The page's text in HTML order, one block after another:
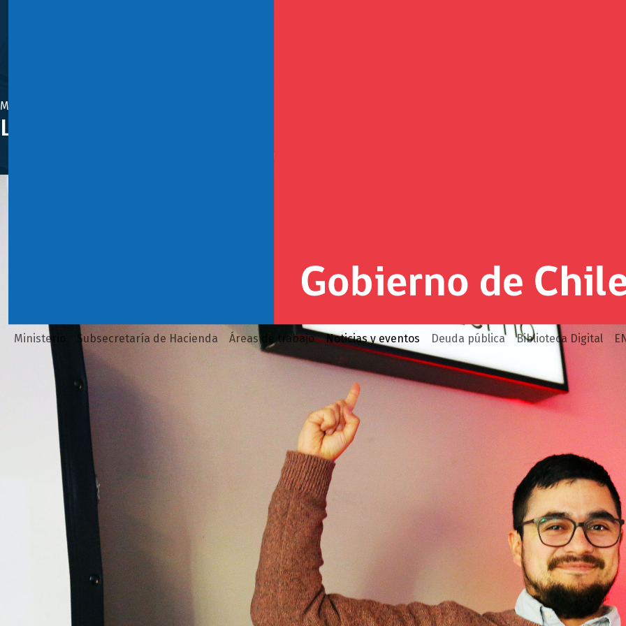
Ministerio Subsecretaría de Hacienda Áreas de trabajo Noticias y eventos Deuda pública Biblioteca Digital
Mayo 28, 2024
Laboratorio de Gobierno cumplió nueve años lanzando una